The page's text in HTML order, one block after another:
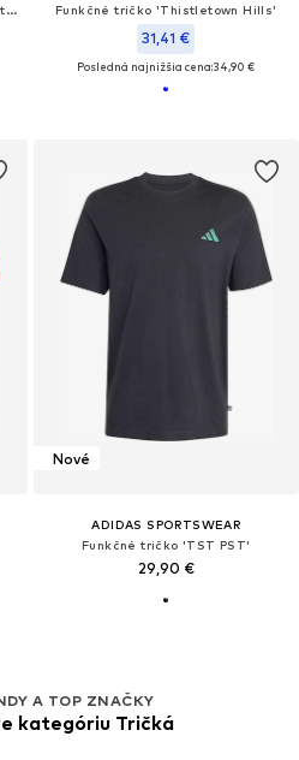
Funkčné tričko 'Mercedes-AMG Petronas Formula 1 Team' Funkčné tričko 'Thistletown Hills'
31,41 €
Posledná najnižšia cena:34,90 €
Nové
ADIDAS SPORTSWEAR
Funkčné tričko 'TST PST'
29,90 €
A TOP ZNAČKY
kategóriu Tričká